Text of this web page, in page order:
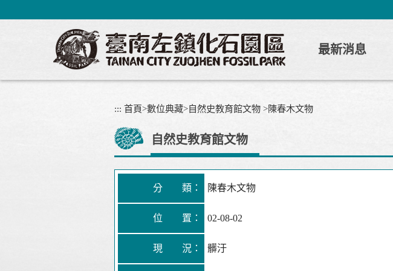
到
區
最新消息
::: 首頁>數位典藏>自然史教育館文物 >陳春木文物
自然史教育館文物
分 類： 陳春木文物
位 置： 02-08-02
現 況： 髒汙